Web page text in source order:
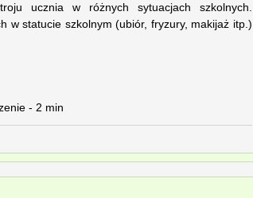
ucznia w różnych sytuacjach szkolnych.
w statucie szkolnym (ubiór, fryzury, makijaż itp.)
- 2 min